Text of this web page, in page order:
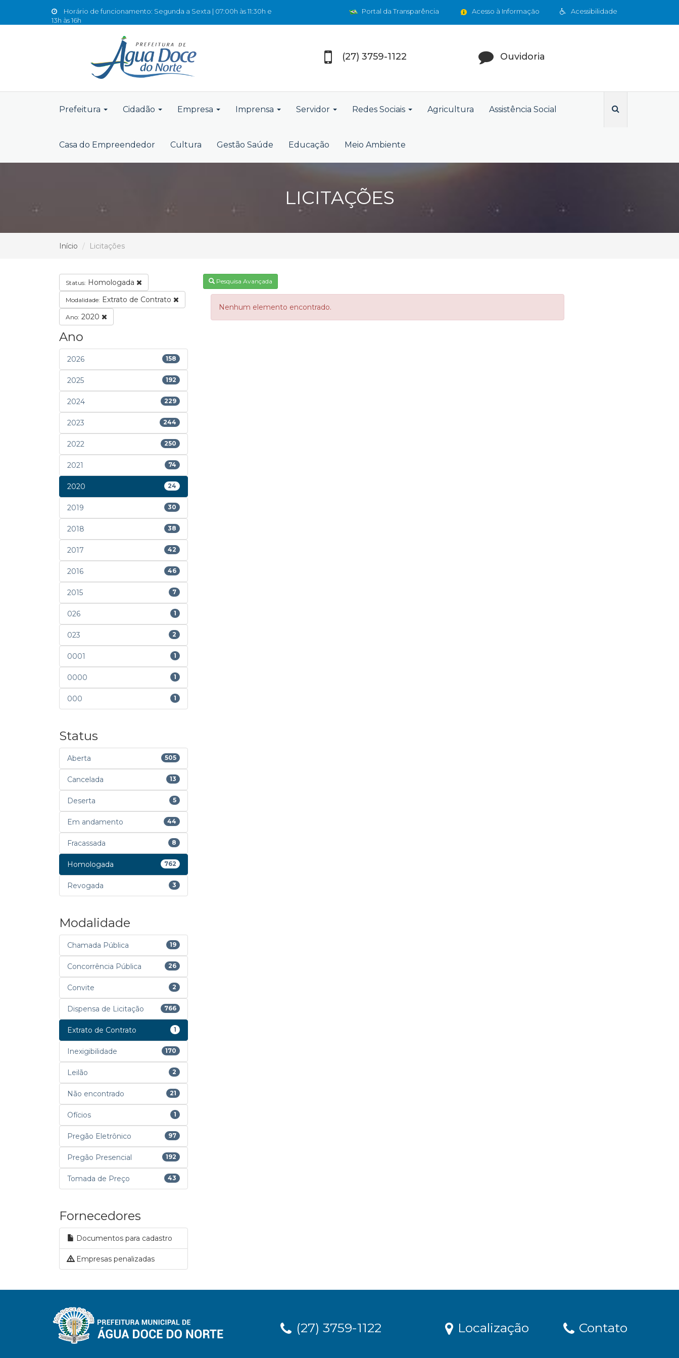
Horário de funcionamento: Segunda a Sexta | 07:00h às 11:30h e
13h às 16h
Acessibilidade
Acesso à Informação
Portal da Transparência
(27) 3759-1122 Ouvidoria
Prefeitura Cidadão Empresa Imprensa Servidor Redes Sociais Agricultura Assistência Social
Casa do Empreendedor Cultura Gestão Saúde Educação Meio Ambiente
LICITAÇÕES
Início Licitações
Status: Homologada
Modalidade: Extrato de Contrato
Ano: 2020
Ano
2026 158
2025 192
2024 229
2023 244
2022 250
2021 74
2020 24
2019 30
2018 38
2017 42
2016 46
2015 7
026 1
023 2
0001 1
0000 1
000 1
Status
Aberta 505
Cancelada 13
Deserta 5
Em andamento 44
Fracassada 8
Homologada 762
Revogada 3
Modalidade
Chamada Pública 19
Concorrência Pública 26
Convite 2
Dispensa de Licitação 766
Extrato de Contrato 1
Inexigibilidade 170
Leilão 2
Não encontrado 21
Ofícios 1
Pregão Eletrônico 97
Pregão Presencial 192
Tomada de Preço 43
Fornecedores
Documentos para cadastro
Empresas penalizadas
Pesquisa Avançada
Nenhum elemento encontrado.
(27) 3759-1122 Localização Contato